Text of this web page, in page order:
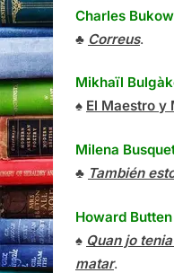
Charles
♣ Correus.
Mikhaïl
♠ El Maestro y
Milena
♣ También
Howard Butten
♠ Quan jo
matar.